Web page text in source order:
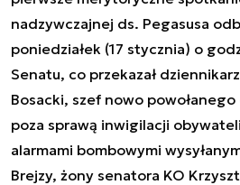
nadzywczajnej ds. Pegasusa
poniedziałek (17 stycznia) o
Senatu, co przekazał
Bosacki, szef nowo
poza sprawą inwigilacji
alarmami bombowymi
Brejzy, żony senatora KO